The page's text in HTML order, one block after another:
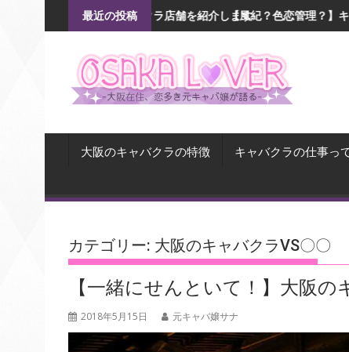
to
最近の投稿
阪キャバクラ店舗を紹介します【風紀？色恋管理？】キャバ嬢の恋愛事
大阪のキャバクラの特徴 キャバクラの仕事っ
カテゴリー: 大阪のキャバクラVS〇〇
【一緒にせんといて！】大阪
2018年5月15日 元キャバ嬢サナ